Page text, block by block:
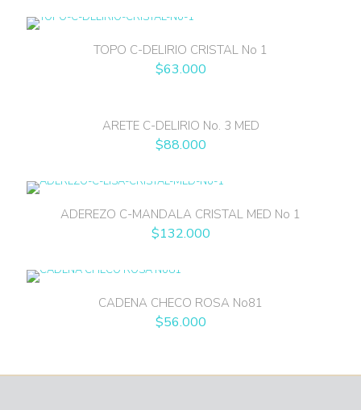
TOPO C-DELIRIO CRISTAL No 1
$63.000
ARETE C-DELIRIO No. 3 MED
$88.000
ADEREZO C-MANDALA CRISTAL MED No 1
$132.000
CADENA CHECO ROSA No81
$56.000